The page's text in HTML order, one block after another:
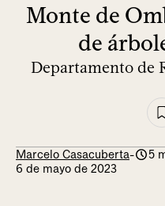
Monte de
de
Departamento de
Marcelo Casacuberta-
5
6 de mayo de 2023